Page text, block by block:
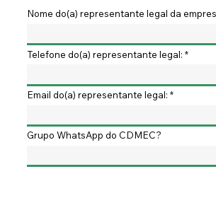
Nome do(a) representante legal da
Email do(a) representante legal:
Grupo WhatsApp do CDMEC?
Telefone do(a) representante legal: